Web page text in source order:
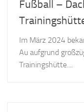
Fußball –
Im März 2024
Au aufgrund
Trainingshütte....